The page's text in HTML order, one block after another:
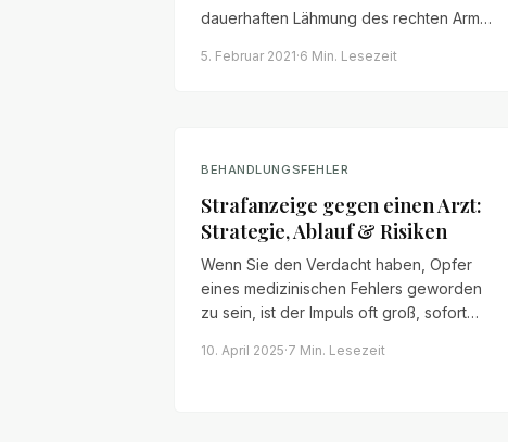
dauerhaften Lähmung des rechten Arms.
praktisch immer haftet – und mit welchen
5. Februar 2021·6 Min. Lesezeit
BEHANDLUNGSFEHLER
Strafanzeige gegen einen Arzt:
Strategie, Ablauf & Risiken
Wenn Sie den Verdacht haben, Opfer
eines medizinischen Fehlers geworden
zu sein, ist der Impuls oft groß, sofort
dieser Schritt ist nicht immer der
10. April 2025·7 Min. Lesezeit